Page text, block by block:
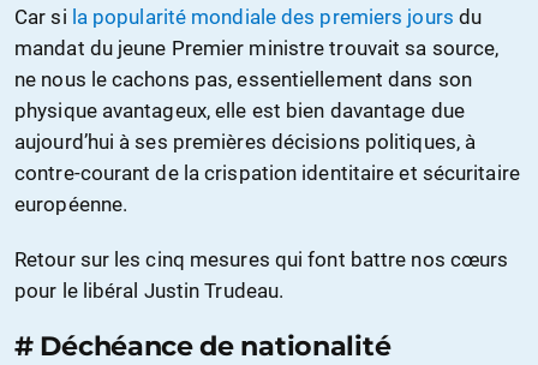
Car si la popularité mondiale des premiers jours du
mandat du jeune Premier ministre trouvait sa source,
ne nous le cachons pas, essentiellement dans son
physique avantageux, elle est bien davantage due
aujourd’hui à ses premières décisions politiques, à
contre-courant de la crispation identitaire et sécuritaire
européenne.
Retour sur les cinq mesures qui font battre nos cœurs
pour le libéral Justin Trudeau.
# Déchéance de nationalité